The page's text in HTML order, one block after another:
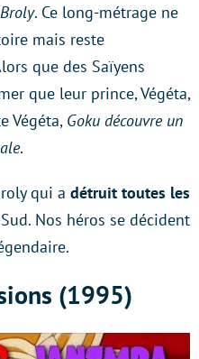
. Ce long-métrage ne
mais reste
que des Saïyens
que leur prince, Végéta,
Végéta, Goku découvre un
.
qui a détruit toutes les
Nos héros se décident
(1995)